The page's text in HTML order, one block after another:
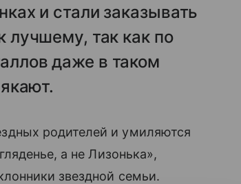
и стали заказывать
лучшему, так как по
даже в таком
родителей и умиляются
а не Лизонька»,
звездной семьи.